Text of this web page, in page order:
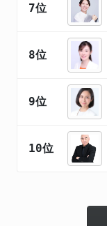
7位
8位
9位
10位